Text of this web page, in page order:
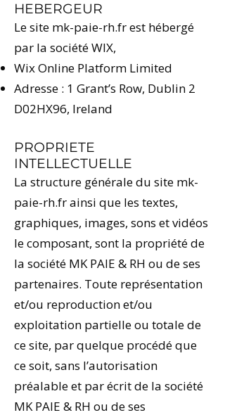
HEBERGEUR
Le site mk-paie-rh.fr est hébergé
par la société WIX, ​
Wix Online Platform Limited
Adresse : 1 Grant’s Row, Dublin 2
D02HX96, Ireland
PROPRIETE
INTELLECTUELLE
La structure générale du site mk-
paie-rh.fr ainsi que les textes,
graphiques, images, sons et vidéos
le composant, sont la propriété de
la société MK PAIE & RH ou de ses
partenaires. Toute représentation
et/ou reproduction et/ou
exploitation partielle ou totale de
ce site, par quelque procédé que
ce soit, sans l’autorisation
préalable et par écrit de la société
MK PAIE & RH ou de ses